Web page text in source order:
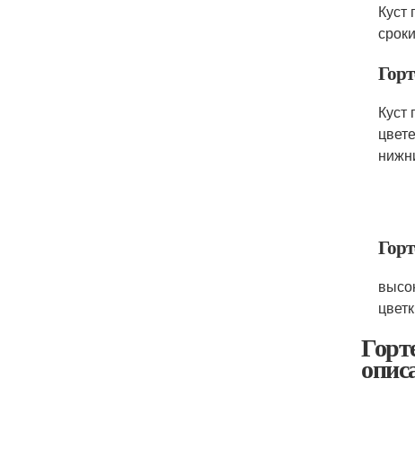
Куст
Куст